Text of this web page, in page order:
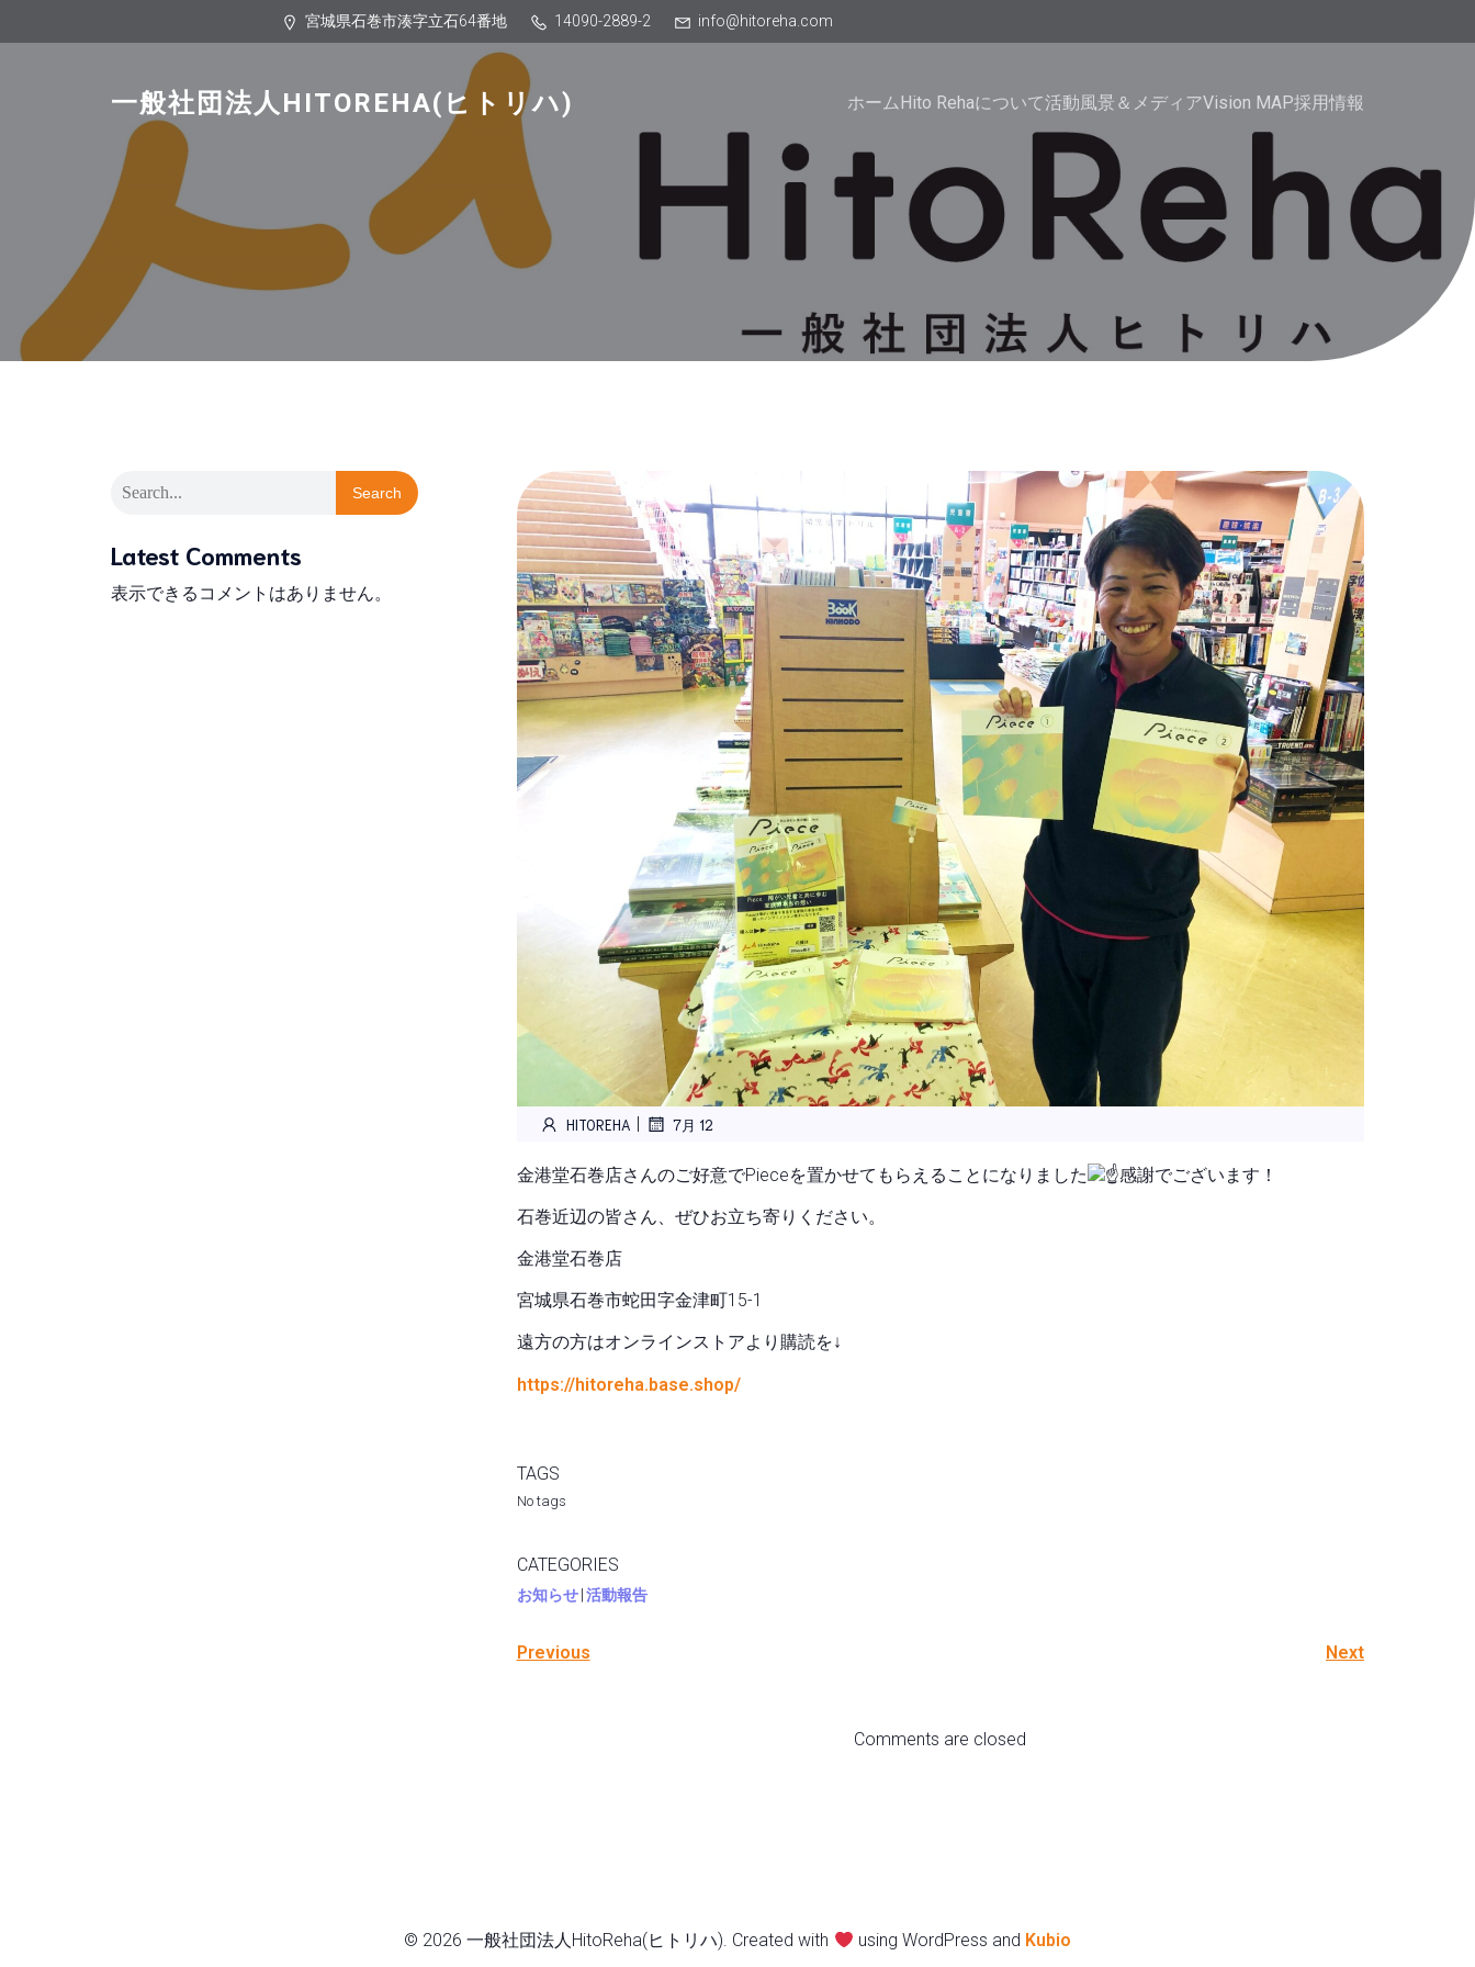
宮城県石巻市湊字立石64番地 14090-2889-2 info@hitoreha.com
一般社団法人HITOREHA(ヒトリハ) ホームHito Rehaについて活動風景＆メディアVision MAP採用情報
Search
Latest Comments
表示できるコメントはありません。
HITOREHA 7月 12
金港堂石巻店さんのご好意でPieceを置かせてもらえることになりました
感謝でございます！
石巻近辺の皆さん、ぜひお立ち寄りください。
金港堂石巻店
宮城県石巻市蛇田字金津町15-1
遠方の方はオンラインストアより購読を↓
https://hitoreha.base.shop/
TAGS
No tags
CATEGORIES
お知らせ 活動報告
Previous Next
Comments are closed
© 2026 一般社団法人HitoReha(ヒトリハ). Created with using WordPress and Kubio